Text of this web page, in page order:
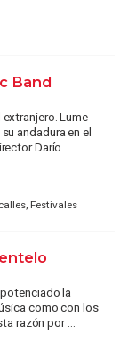
Band
Lume
andadura en el
Darío
Festivales
la
como con los
razón por ...